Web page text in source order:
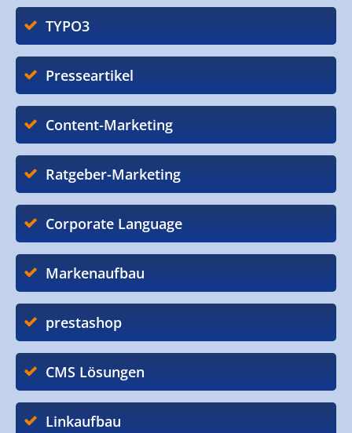
TYPO3
Presseartikel
Content-Marketing
Ratgeber-Marketing
Corporate Language
Markenaufbau
prestashop
CMS Lösungen
Linkaufbau